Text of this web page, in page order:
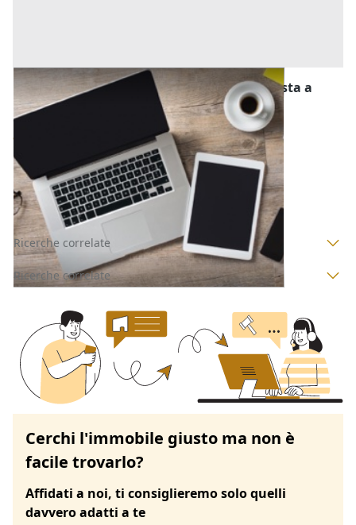
Computer e Attrezzatura Informatica all'asta a
Padova
Piazzola sul Brenta (Padova)
Offerta minima
80 €
Codice asta:AT7515770
Asta chiusa
Ricerche correlate
Ricerche correlate
Cerchi l'immobile giusto ma non è
facile trovarlo?
Affidati a noi, ti consiglieremo solo quelli
davvero adatti a te